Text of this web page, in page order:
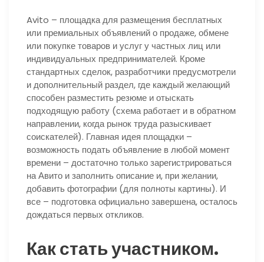
Avito – площадка для размещения бесплатных
или премиальных объявлений о продаже, обмене
или покупке товаров и услуг у частных лиц или
индивидуальных предпринимателей. Кроме
стандартных сделок, разработчики предусмотрели
и дополнительный раздел, где каждый желающий
способен разместить резюме и отыскать
подходящую работу (схема работает и в обратном
направлении, когда рынок труда разыскивает
соискателей). Главная идея площадки –
возможность подать объявление в любой момент
времени – достаточно только зарегистрироваться
на Авито и заполнить описание и, при желании,
добавить фотографии (для полноты картины). И
все – подготовка официально завершена, осталось
дождаться первых откликов.
Как стать участником.